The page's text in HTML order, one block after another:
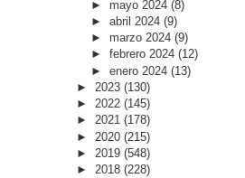
► mayo 2024 (8)
► abril 2024 (9)
► marzo 2024 (9)
► febrero 2024 (12)
► enero 2024 (13)
► 2023 (130)
► 2022 (145)
► 2021 (178)
► 2020 (215)
► 2019 (548)
► 2018 (228)